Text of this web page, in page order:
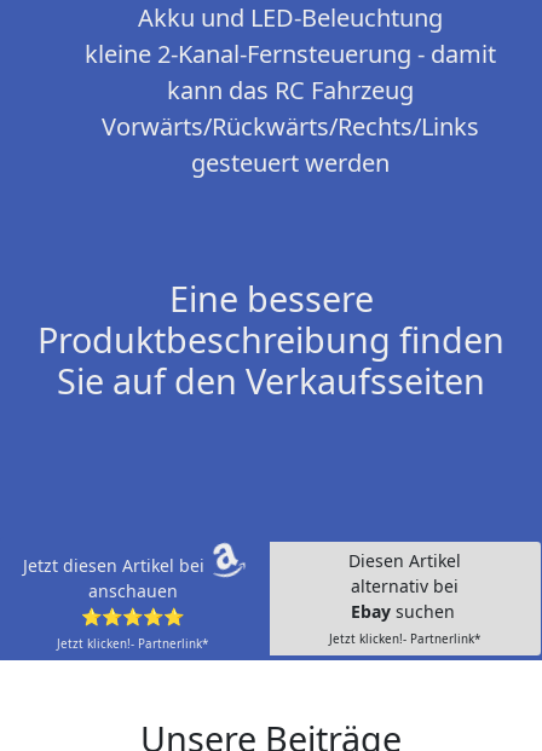
Akku und LED-Beleuchtung
kleine 2-Kanal-Fernsteuerung - damit
kann das RC Fahrzeug
Vorwärts/Rückwärts/Rechts/Links
gesteuert werden
Eine bessere
Produktbeschreibung finden
Sie auf den Verkaufsseiten
Jetzt diesen Artikel bei
anschauen
⭐⭐⭐⭐⭐
Jetzt klicken!- Partnerlink*
Diesen Artikel
alternativ bei
Ebay suchen
Jetzt klicken!- Partnerlink*
Unsere Beiträge